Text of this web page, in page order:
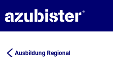
Ausbildung Regional